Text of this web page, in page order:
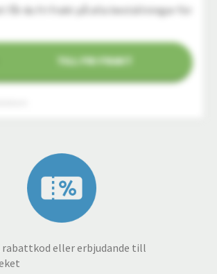
får du fri frakt på alla beställningar för
TILL FRI FRAKT
eller erbjudande till